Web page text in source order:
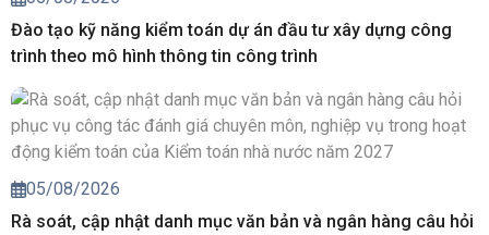
Đào tạo kỹ năng kiểm toán dự án đầu tư xây dựng công
trình theo mô hình thông tin công trình
05/08/2026
Rà soát, cập nhật danh mục văn bản và ngân hàng câu hỏi